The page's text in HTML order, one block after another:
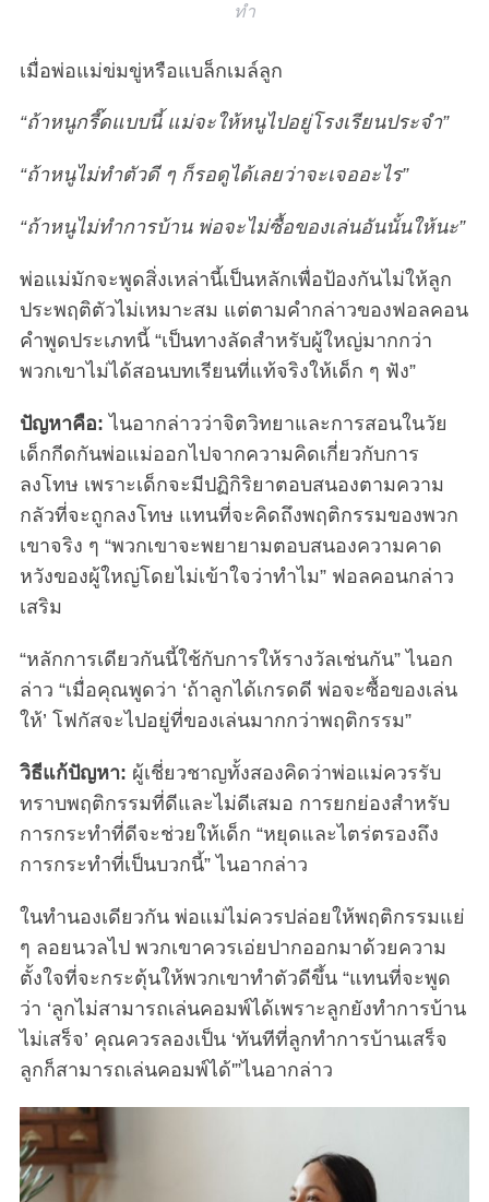
ทำ
เมื่อพ่อแม่ข่มขู่หรือแบล็กเมล์ลูก
“ถ้าหนูกรี๊ดแบบนี้ แม่จะให้หนูไปอยู่โรงเรียนประจำ”
“ถ้าหนูไม่ทำตัวดี ๆ ก็รอดูได้เลยว่าจะเจออะไร”
“ถ้าหนูไม่ทำการบ้าน พ่อจะไม่ซื้อของเล่นอันนั้นให้นะ”
พ่อแม่มักจะพูดสิ่งเหล่านี้เป็นหลักเพื่อป้องกันไม่ให้ลูก
ประพฤติตัวไม่เหมาะสม แต่ตามคำกล่าวของฟอลคอน
คำพูดประเภทนี้ “เป็นทางลัดสำหรับผู้ใหญ่มากกว่า
พวกเขาไม่ได้สอนบทเรียนที่แท้จริงให้เด็ก ๆ ฟัง”
ปัญหาคือ:ไนอากล่าวว่าจิตวิทยาและการสอนในวัย
เด็กกีดกันพ่อแม่ออกไปจากความคิดเกี่ยวกับการ
ลงโทษ เพราะเด็กจะมีปฏิกิริยาตอบสนองตามความ
กลัวที่จะถูกลงโทษ แทนที่จะคิดถึงพฤติกรรมของพวก
เขาจริง ๆ “พวกเขาจะพยายามตอบสนองความคาด
หวังของผู้ใหญ่โดยไม่เข้าใจว่าทำไม” ฟอลคอนกล่าว
เสริม
“หลักการเดียวกันนี้ใช้กับการให้รางวัลเช่นกัน” ไนอก
ล่าว “เมื่อคุณพูดว่า ‘ถ้าลูกได้เกรดดี พ่อจะซื้อของเล่น
ให้’ โฟกัสจะไปอยู่ที่ของเล่นมากกว่าพฤติกรรม”
วิธีแก้ปัญหา: ผู้เชี่ยวชาญทั้งสองคิดว่าพ่อแม่ควรรับ
ทราบพฤติกรรมที่ดีและไม่ดีเสมอ การยกย่องสำหรับ
การกระทำที่ดีจะช่วยให้เด็ก “หยุดและไตร่ตรองถึง
การกระทำที่เป็นบวกนี้” ไนอากล่าว
ในทำนองเดียวกัน พ่อแม่ไม่ควรปล่อยให้พฤติกรรมแย่
ๆ ลอยนวลไป พวกเขาควรเอ่ยปากออกมาด้วยความ
ตั้งใจที่จะกระตุ้นให้พวกเขาทำตัวดีขึ้น “แทนที่จะพูด
ว่า ‘ลูกไม่สามารถเล่นคอมพ์ได้เพราะลูกยังทำการบ้าน
ไม่เสร็จ’ คุณควรลองเป็น ‘ทันทีที่ลูกทำการบ้านเสร็จ
ลูกก็สามารถเล่นคอมพ์ได้'”ไนอากล่าว